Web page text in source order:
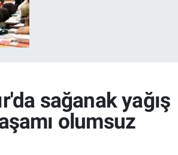
sağanak yağış
olumsuz